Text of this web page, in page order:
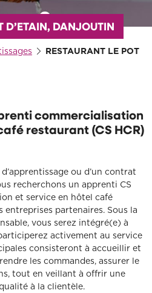
D’ETAIN, DANJOUTIN
RESTAURANT LE POT
commercialisation
restaurant (CS HCR)
ou d’un contrat
recherchons un apprenti CS
et service en hôtel café
partenaires. Sous la
vous serez intégré(e) à
activement au service
consisteront à accueillir et
les commandes, assurer le
tout en veillant à offrir une
à la clientèle.